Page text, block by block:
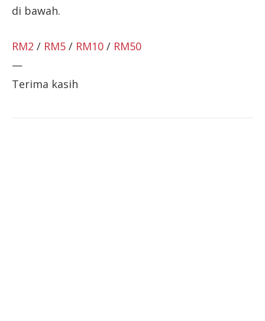
di bawah.
RM2 / RM5 / RM10 / RM50
—
Terima kasih